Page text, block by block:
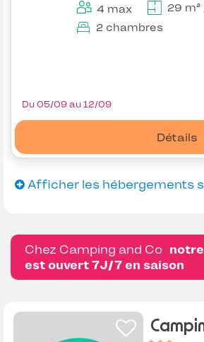
4 max
29
2 chambres
Détails
Du 05/09 au 12/09
Afficher les hébergements
Chez Camping and Co
est ouvert 7J/7 en saison